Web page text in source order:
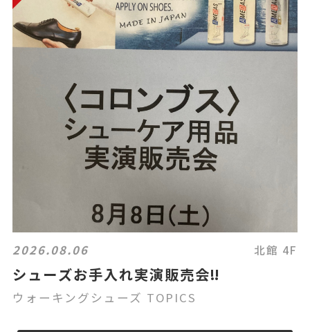
2026.08.06 北館 4F
シューズお手入れ実演販売会‼️
ウォーキングシューズ TOPICS